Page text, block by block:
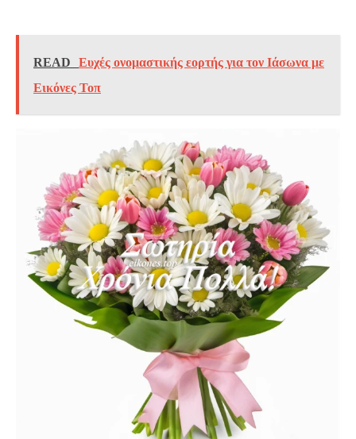
READ
Ευχές ονομαστικής εορτής για τον Ιάσωνα με
Εικόνες Τοπ